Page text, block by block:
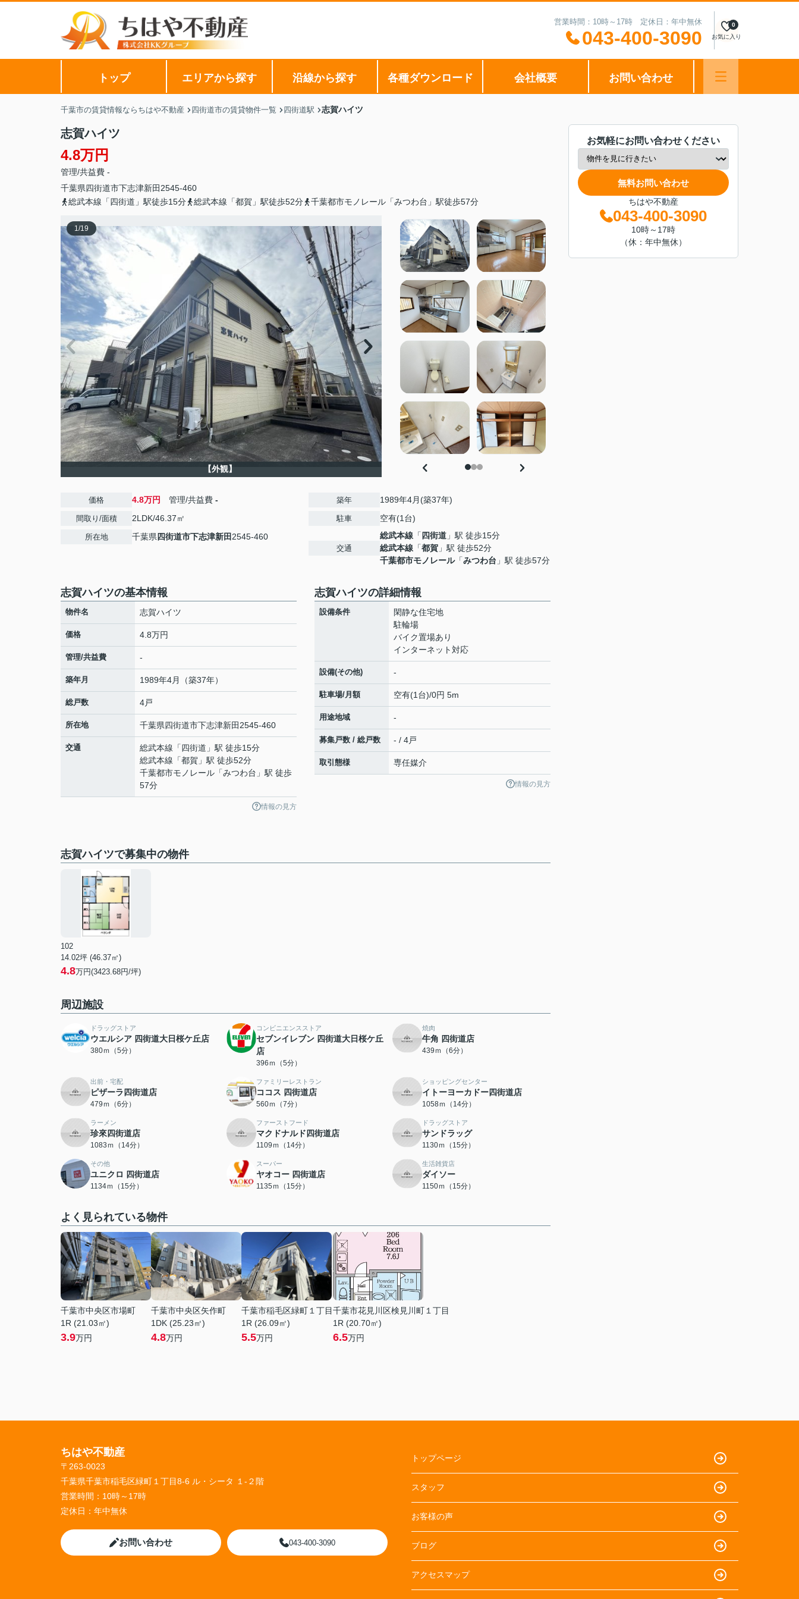
営業時間：10時～17時 定休日：年中無休
043-400-3090 お気に入り
0
トップ エリアから探す 沿線から探す 各種ダウンロード 会社概要 お問い合わせ
千葉市の賃貸情報ならちはや不動産 四街道市の賃貸物件一覧 四街道駅 志賀ハイツ
志賀ハイツ
4.8万円
管理/共益費 -
千葉県四街道市下志津新田 2545-460
総武本線「四街道」駅徒歩15分
総武本線「都賀」駅徒歩52分 千葉都市モノレール「みつわ台」駅徒歩57分
1/19
【外観】
価格 4.8万円 管理/共益費 -
間取り/面積 2LDK/46.37㎡
所在地 千葉県 四街道市下志津新田 2545-460
築年 1989年4月(築37年)
駐車 空有(1台)
交通
総武本線 「 四街道 」駅 徒歩15分
総武本線 「都賀 」駅 徒歩52分
千葉都市モノレール「みつわ台 」駅 徒歩57分
志賀ハイツの基本情報
物件名 志賀ハイツ
価格 4.8万円
管理/共益費 -
築年月 1989年4月（築37年）
総戸数 4戸
所在地 千葉県四街道市下志津新田 2545-460
交通 総武本線 「四街道 」駅 徒歩15分
総武本線 「都賀 」駅 徒歩52分
千葉都市モノレール 「みつわ台 」駅 徒歩
57分
情報の見方
志賀ハイツの詳細情報
設備条件
閑静な住宅地
駐輪場
バイク置場あり
インターネット対応
設備(その他) -
駐車場/月額 空有(1台)/0円 5m
用途地域 -
募集戸数 / 総戸数 - / 4戸
取引態様 専任媒介
情報の見方
志賀ハイツで募集中の物件
102
14.02坪 (46.37㎡)
4.8万円(3423.68円/坪)
周辺施設
ドラッグストア
ウエルシア 四街道大日桜ケ丘店
380ｍ（5分）
コンビニエンスストア
セブンイレブン 四街道大日桜ケ丘
店
396ｍ（5分）
焼肉
牛角 四街道店
439ｍ（6分）
出前・宅配
ピザーラ四街道店
479ｍ（6分）
ファミリーレストラン
ココス 四街道店
560ｍ（7分）
ショッピングセンター
イトーヨーカドー四街道店
1058ｍ（14分）
ラーメン
珍來四街道店
1083ｍ（14分）
ファーストフード
マクドナルド四街道店
1109ｍ（14分）
ドラッグストア
サンドラッグ
1130ｍ（15分）
その他
ユニクロ 四街道店
1134ｍ（15分）
スーパー
ヤオコー 四街道店
1135ｍ（15分）
生活雑貨店
ダイソー
1150ｍ（15分）
よく見られている物件
千葉市中央区市場町
1R (21.03㎡)
3.9万円
千葉市中央区矢作町
1DK (25.23㎡)
4.8万円
千葉市稲毛区緑町１丁目
1R (26.09㎡)
5.5万円
千葉市花見川区検見川町１丁目
1R (20.70㎡)
6.5万円
お気軽にお問い合わせください
無料お問い合わせ
ちはや不動産
043-400-3090
10時～17時
（休：年中無休）
ちはや不動産
〒263-0023
千葉県千葉市稲毛区緑町１丁目8-6 ル・シータ １-２階
営業時間： 10時～17時
定休日： 年中無休
お問い合わせ 043-400-3090
トップページ
スタッフ
お客様の声
ブログ
アクセスマップ